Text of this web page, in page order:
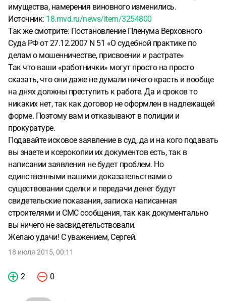
имущества, намерения виновного изменились.
Источник: 18.mvd.ru/news/item/3254800
Так же смотрите: Постановление Пленума Верховного
Суда РФ от 27.12.2007 N 51 «О судебной практике по
делам о мошенничестве, присвоении и растрате»
Так что ваши «работнички» могут просто на просто
сказать, что они даже не думали ничего красть и вообще
на днях должны преступить к работе. Да и сроков то
никаких нет, так как договор не оформлен в надлежащей
форме. Поэтому вам и отказывают в полиции и
прокуратуре.
Подавайте исковое заявление в суд, да и на кого подавать
вы знаете и ксерокопии их документов есть, так в
написании заявления не будет проблем. Но
единственными вашими доказательствами о
существовании сделки и передачи денег будут
свидетельские показания, записка написанная
строителями и СМС сообщения, так как документально
вы ничего не засвидетельствовали.
Желаю удачи! С уважением, Сергей.
18 июля 2015, 00:11
2 0